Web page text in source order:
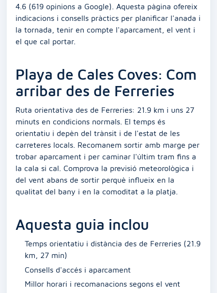
4.6 (619 opinions a Google). Aquesta pàgina ofereix
indicacions i consells pràctics per planificar l'anada i
la tornada, tenir en compte l'aparcament, el vent i
el que cal portar.
Playa de Cales Coves: Com
arribar des de Ferreries
Ruta orientativa des de Ferreries: 21.9 km i uns 27
minuts en condicions normals. El temps és
orientatiu i depèn del trànsit i de l'estat de les
carreteres locals. Recomanem sortir amb marge per
trobar aparcament i per caminar l'últim tram fins a
la cala si cal. Comprova la previsió meteorològica i
del vent abans de sortir perquè influeix en la
qualitat del bany i en la comoditat a la platja.
Aquesta guia inclou
Temps orientatiu i distància des de Ferreries (21.9
km, 27 min)
Consells d'accés i aparcament
Millor horari i recomanacions segons el vent